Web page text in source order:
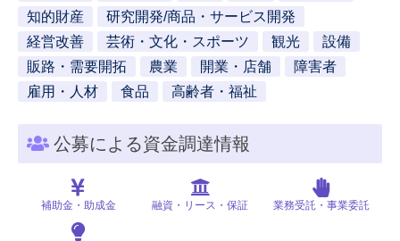
知的財産
研究開発/商品・サービス開発
経営改善
芸術・文化・スポーツ 観光
設備
販路・需要開拓
農業 開業・店舗
障害者
雇用・人材
食品 高齢者・福祉
公募による資金調達情報
補助金・助成金 融資・リース・保証 業務受託・事業委託